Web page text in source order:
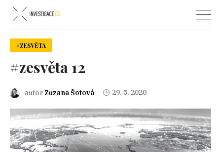
#ZESVĚTA
#zesvěta 12
autor Zuzana Šotová 29. 5. 2020